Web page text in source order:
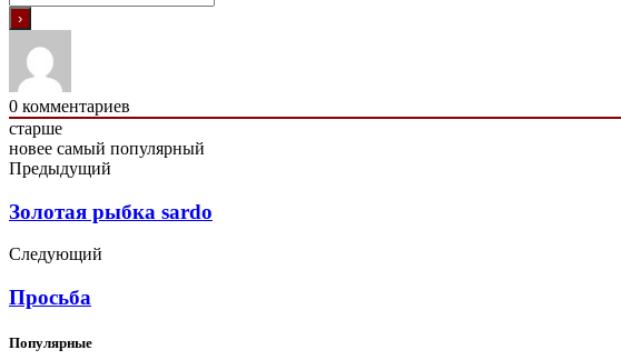
0 комментариев
старше
новее самый популярный
Предыдущий
Золотая рыбка sardo
Следующий
Просьба
Популярные